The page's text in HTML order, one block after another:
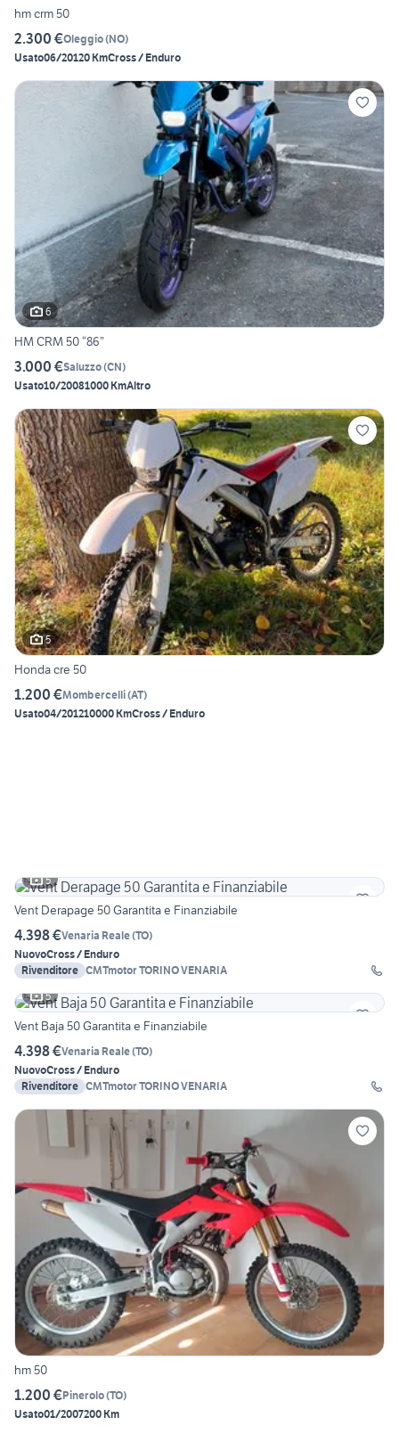
hm crm 50
2.300 €Oleggio(NO)
Usato06/20120 KmCross / Enduro
6
HM CRM 50 “86”
3.000 €Saluzzo(CN)
Usato10/20081000 KmAltro
5
Honda cre 50
1.200 €Mombercelli(AT)
Usato04/201210000 KmCross / Enduro
5
Vent Derapage 50 Garantita e Finanziabile
4.398 €Venaria Reale(TO)
NuovoCross / Enduro
Rivenditore CMTmotor TORINO VENARIA
5
Vent Baja 50 Garantita e Finanziabile
4.398 €Venaria Reale(TO)
NuovoCross / Enduro
Rivenditore CMTmotor TORINO VENARIA
hm 50
1.200 €Pinerolo(TO)
Usato01/2007200 Km